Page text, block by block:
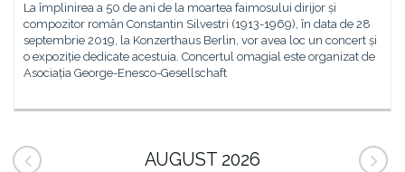
La împlinirea a 50 de ani de la moartea faimosului dirijor și
compozitor român Constantin Silvestri (1913-1969), în data de 28
septembrie 2019, la Konzerthaus Berlin, vor avea loc un concert și
o expoziție dedicate acestuia. Concertul omagial este organizat de
Asociația George-Enesco-Gesellschaft
AUGUST 2026